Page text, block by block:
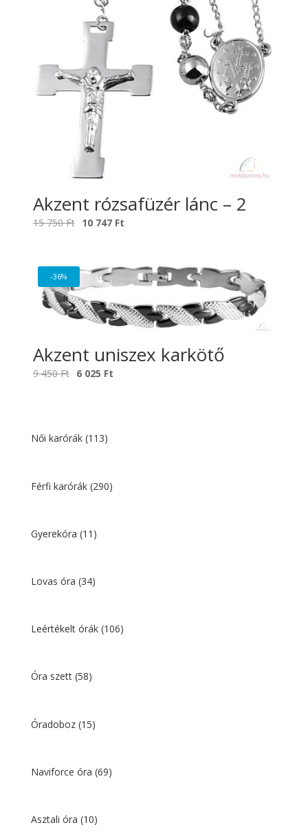
Akzent rózsafüzér lánc – 2
15 750Ft Original
15
750 Ft.
10 747 Ft
10
747 Ft.
-36%
Akzent uniszex karkötő
9 450Ft Original
450 Ft.
6 025 Ft
Női karórák (113)
Férfi karórák (290)
Gyerekóra (11)
Lovas óra (34)
Leértékelt órák (106)
Óra szett (58)
Óradoboz (15)
Naviforce óra (69)
Asztali óra (10)